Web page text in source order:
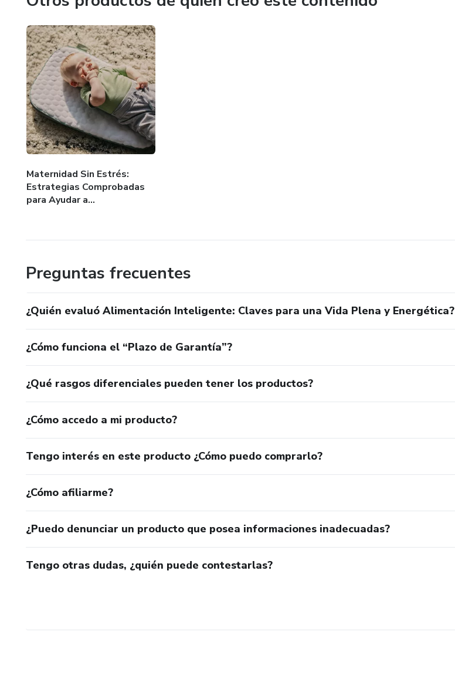
Maternidad Sin Estrés:
Estrategias Comprobadas
para Ayudar a...
Preguntas frecuentes
¿Quién evaluó Alimentación Inteligente: Claves para una Vida Plena y Energética?
¿Cómo funciona el “Plazo de Garantía”?
¿Qué rasgos diferenciales pueden tener los productos?
¿Cómo accedo a mi producto?
Tengo interés en este producto ¿Cómo puedo comprarlo?
¿Cómo afiliarme?
¿Puedo denunciar un producto que posea informaciones inadecuadas?
Tengo otras dudas, ¿quién puede contestarlas?